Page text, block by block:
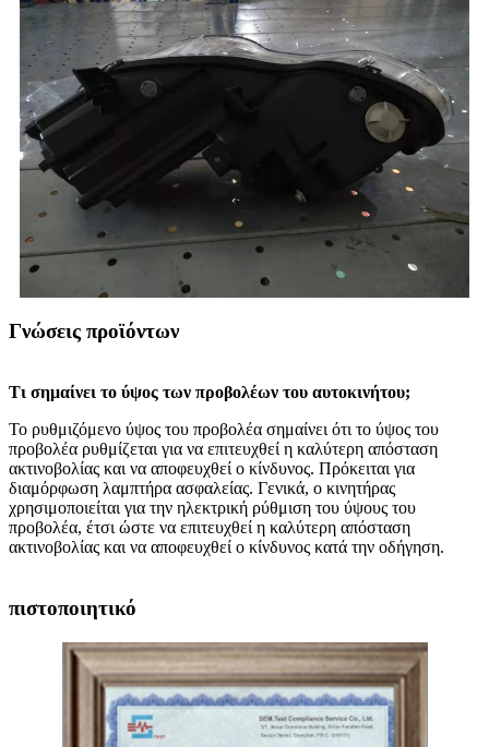
Γνώσεις προϊόντων
Τι σημαίνει το ύψος των προβολέων του αυτοκινήτου;
Το ρυθμιζόμενο ύψος του προβολέα σημαίνει ότι το ύψος του
προβολέα ρυθμίζεται για να επιτευχθεί η καλύτερη απόσταση
ακτινοβολίας και να αποφευχθεί ο κίνδυνος. Πρόκειται για
διαμόρφωση λαμπτήρα ασφαλείας. Γενικά, ο κινητήρας
χρησιμοποιείται για την ηλεκτρική ρύθμιση του ύψους του
προβολέα, έτσι ώστε να επιτευχθεί η καλύτερη απόσταση
ακτινοβολίας και να αποφευχθεί ο κίνδυνος κατά την οδήγηση.
πιστοποιητικό